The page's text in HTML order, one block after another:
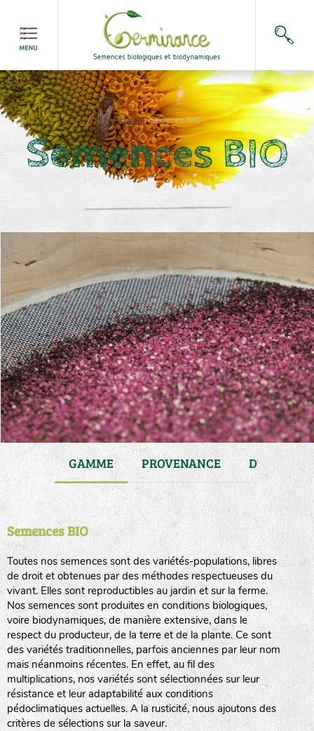
Accueil>Semence BIO
Semences BIO
GAMME PROVENANCE DURÉE DE
Semences BIO
Toutes nos semences sont des variétés-populations, libres
de droit et obtenues par des méthodes respectueuses du
vivant. Elles sont reproductibles au jardin et sur la ferme.
Nos semences sont produites en conditions biologiques,
voire biodynamiques, de manière extensive, dans le
respect du producteur, de la terre et de la plante. Ce sont
des variétés traditionnelles, parfois anciennes par leur nom
mais néanmoins récentes. En effet, au fil des
multiplications, nos variétés sont sélectionnées sur leur
résistance et leur adaptabilité aux conditions
pédoclimatiques actuelles. A la rusticité, nous ajoutons des
critères de sélections sur la saveur.
haies
zone sauvage